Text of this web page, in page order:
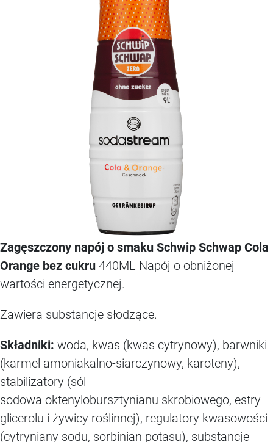
Zagęszczony napój o smaku Schwip Schwap Cola
Orange bez cukru 440ML Napój o obniżonej
wartości energetycznej.
Zawiera substancje słodzące.
Składniki: woda, kwas (kwas cytrynowy), barwniki
(karmel amoniakalno-siarczynowy, karoteny),
stabilizatory (sól
sodowa oktenylobursztynianu skrobiowego, estry
glicerolu i żywicy roślinnej), regulatory kwasowości
(cytryniany sodu, sorbinian potasu), substancje